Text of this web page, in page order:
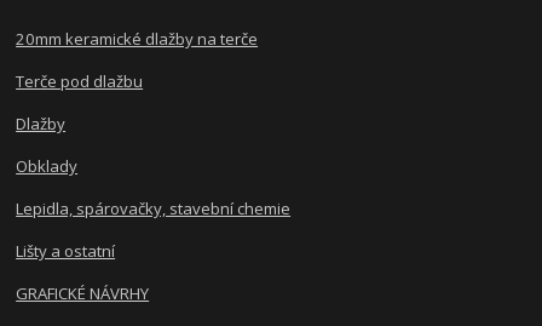
20mm keramické dlažby na terče
Terče pod dlažbu
Dlažby
Obklady
Lepidla, spárovačky, stavební chemie
Lišty a ostatní
GRAFICKÉ NÁVRHY